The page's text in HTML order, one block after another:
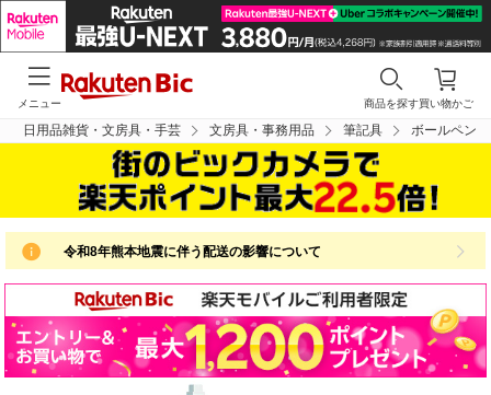
買い物かご
商品を探す
メニュー
日用品雑貨・文房具・手芸 文房具・事務用品 筆記具 ボールペン
令和8年熊本地震に伴う配送の影響について